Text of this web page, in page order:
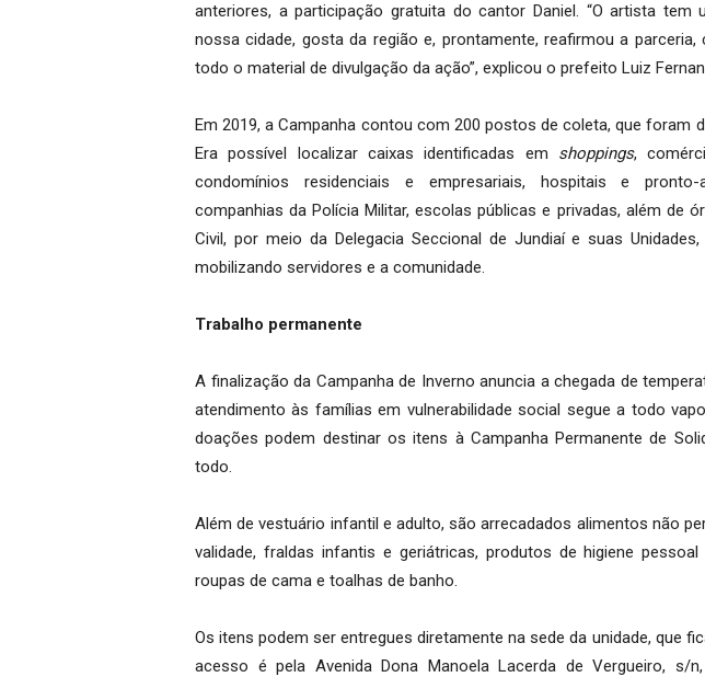
anteriores, a participação gratuita do cantor Daniel. “O artista tem
nossa cidade, gosta da região e, prontamente, reafirmou a
todo o material de divulgação da ação”, explicou o prefeito Luiz
Em 2019, a Campanha contou com 200 postos de coleta, que foram
Era possível localizar caixas identificadas em shoppings,
condomínios residenciais e empresariais, hospitais e pronto-
companhias da Polícia Militar, escolas públicas e privadas, além de
Civil, por meio da Delegacia Seccional de Jundiaí e suas
mobilizando servidores e a comunidade.
Trabalho permanente
A finalização da Campanha de Inverno anuncia a chegada de
atendimento às famílias em vulnerabilidade social segue a todo
doações podem destinar os itens à Campanha Permanente de
todo.
Além de vestuário infantil e adulto, são arrecadados alimentos não
validade, fraldas infantis e geriátricas, produtos de higiene
roupas de cama e toalhas de banho.
Os itens podem ser entregues diretamente na sede da unidade, que
acesso é pela Avenida Dona Manoela Lacerda de Vergueiro, s/